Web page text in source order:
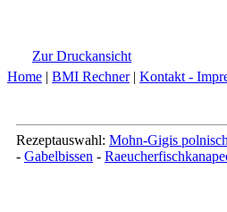
Zur Druckansicht
Home | BMI Rechner| Kontakt -
Rezeptauswahl: Mohn-Gigis
- Gabelbissen -